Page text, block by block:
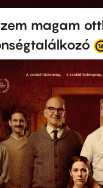
magam